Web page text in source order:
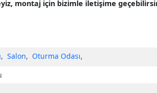
montaj için bizimle iletişime
, Salon, Oturma Odası,